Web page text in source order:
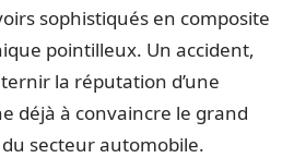
sophistiqués en composite
pointilleux. Un accident,
la réputation d’une
déjà à convaincre le grand
secteur automobile.